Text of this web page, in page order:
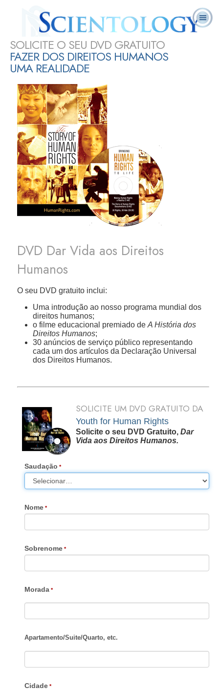
PARTILHAR
Scientology?de hoje
Cursos
On–line
SOLICITE O SEU DVD GRATUITO
FAZER DOS DIREITOS HUMANOS
UMA REALIDADE
DVD Dar Vida aos Direitos
Humanos
O seu DVD gratuito inclui:
Uma introdução ao nosso programa mundial dos
direitos humanos;
o filme educacional premiado de A História dos
Direitos Humanos;
30 anúncios de serviço público representando
cada um dos artículos da Declaração Universal
dos Direitos Humanos.
SOLICITE UM DVD GRATUITO DA
Youth for Human Rights
Solicite o seu DVD Gratuito, Dar
Vida aos Direitos Humanos.
Saudação
Nome
Sobrenome
Morada
Apartamento/Suite/Quarto, etc.
Cidade